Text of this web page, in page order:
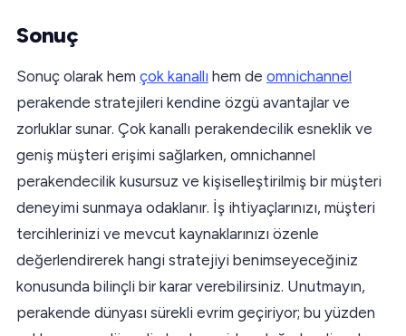
Sonuç
Sonuç olarak hem çok kanallı hem de omnichannel
perakende stratejileri kendine özgü avantajlar ve
zorluklar sunar. Çok kanallı perakendecilik esneklik ve
geniş müşteri erişimi sağlarken, omnichannel
perakendecilik kusursuz ve kişiselleştirilmiş bir müşteri
deneyimi sunmaya odaklanır. İş ihtiyaçlarınızı, müşteri
tercihlerinizi ve mevcut kaynaklarınızı özenle
değerlendirerek hangi stratejiyi benimseyeceğiniz
konusunda bilinçli bir karar verebilirsiniz. Unutmayın,
perakende dünyası sürekli evrim geçiriyor; bu yüzden